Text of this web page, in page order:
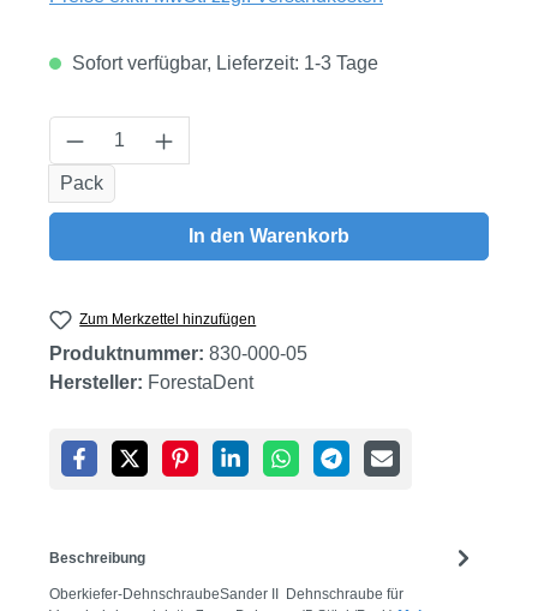
Sofort verfügbar, Lieferzeit: 1-3 Tage
Produkt Anzahl: Gib den gewünschten
Pack
In den Warenkorb
Zum Merkzettel hinzufügen
Produktnummer: 830-000-05
Hersteller: ForestaDent
Beschreibung
Oberkiefer-DehnschraubeSander II Dehnschraube für